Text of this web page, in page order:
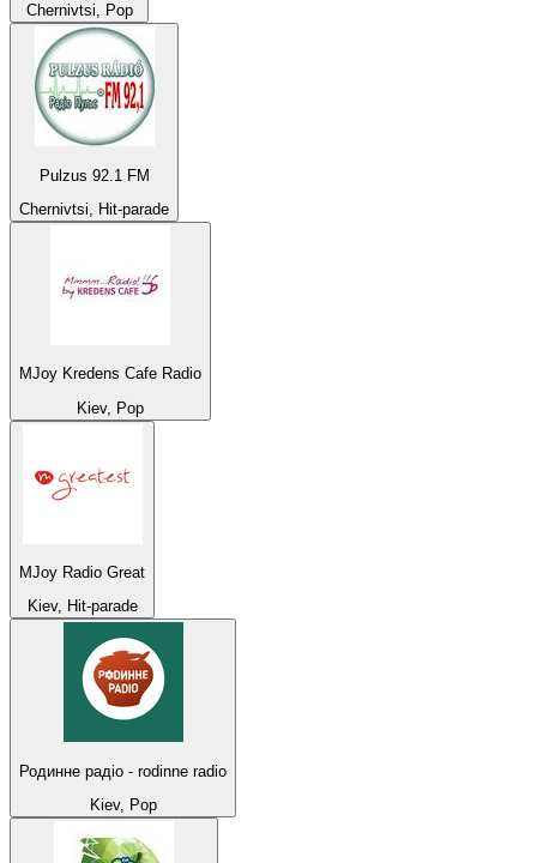
Chernivtsi, Pop
Pulzus 92.1 FM
Chernivtsi, Hit-parade
MJoy Kredens Cafe Radio
Kiev, Pop
MJoy Radio Great
Kiev, Hit-parade
Родинне радіо - rodinne radio
Kiev, Pop